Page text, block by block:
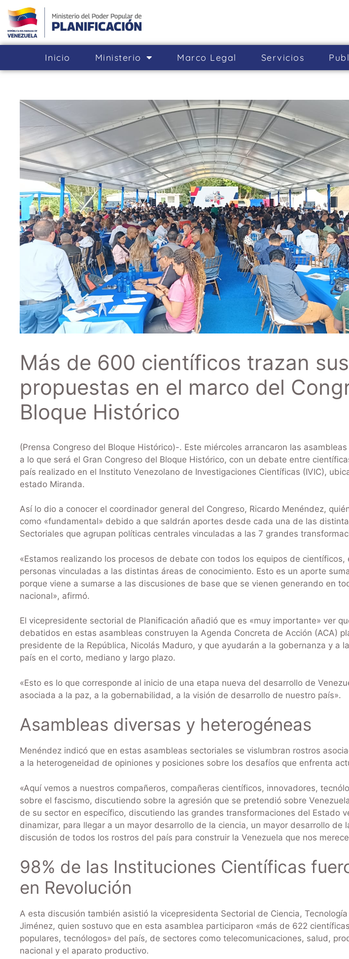
Inicio Ministerio Marco Legal Servicios
Más de 600 científicos trazan sus
propuestas en el marco del
Bloque Histórico
(Prensa Congreso del Bloque Histórico)-. Este miércoles arrancaron las
a lo que será el Gran Congreso del Bloque Histórico, con un debate entre
país realizado en el Instituto Venezolano de Investigaciones Científicas (IVIC),
estado Miranda.
Así lo dio a conocer el coordinador general del Congreso, Ricardo Menéndez,
como «fundamental» debido a que saldrán aportes desde cada una de las
Sectoriales que agrupan políticas centrales vinculadas a las 7 grandes
«Estamos realizando los procesos de debate con todos los equipos de científicos,
personas vinculadas a las distintas áreas de conocimiento. Esto es un aporte
porque viene a sumarse a las discusiones de base que se vienen generando en
nacional», afirmó.
El vicepresidente sectorial de Planificación añadió que es «muy importante» ver
debatidos en estas asambleas construyen la Agenda Concreta de Acción (ACA)
presidente de la República, Nicolás Maduro, y que ayudarán a la gobernanza y a
país en el corto, mediano y largo plazo.
«Esto es lo que corresponde al inicio de una etapa nueva del desarrollo de
asociada a la paz, a la gobernabilidad, a la visión de desarrollo de nuestro país».
Asambleas diversas y heterogéneas
Menéndez indicó que en estas asambleas sectoriales se vislumbran rostros
a la heterogeneidad de opiniones y posiciones sobre los desafíos que enfrenta
«Aquí vemos a nuestros compañeros, compañeras científicos, innovadores,
sobre el fascismo, discutiendo sobre la agresión que se pretendió sobre
de su sector en específico, discutiendo las grandes transformaciones del Estado
dinamizar, para llegar a un mayor desarrollo de la ciencia, un mayor desarrollo de
discusión de todos los rostros del país para construir la Venezuela que nos
98% de las Instituciones Científicas
en Revolución
A esta discusión también asistió la vicepresidenta Sectorial de Ciencia,
Jiménez, quien sostuvo que en esta asamblea participaron «más de 622
populares, tecnólogos» del país, de sectores como telecomunicaciones, salud,
nacional y el aparato productivo.